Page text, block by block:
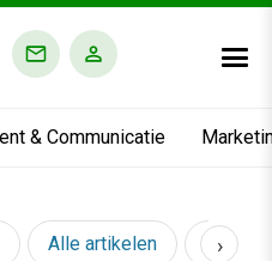
& Communicatie
Alle artikelen AI &
›